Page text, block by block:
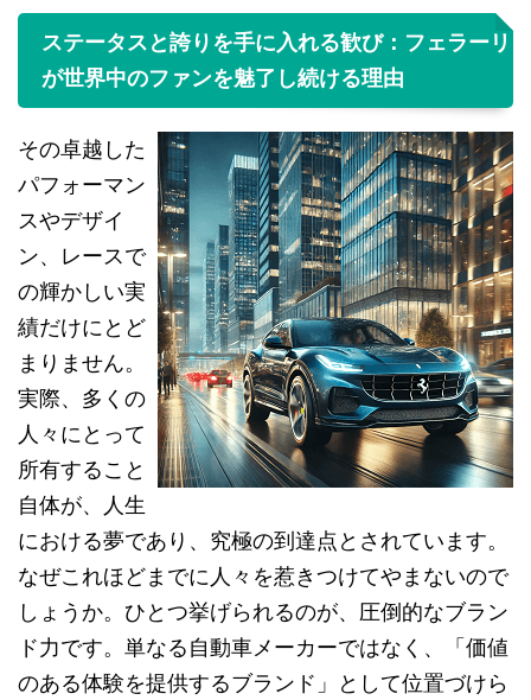
ステータスと誇りを手に入れる歓び：フェラーリ
が世界中のファンを魅了し続ける理由
その卓越した
パフォーマン
スやデザイ
ン、レースで
の輝かしい実
績だけにとど
まりません。
実際、多くの
人々にとって
所有すること
自体が、人生
における夢であり、究極の到達点とされています。
なぜこれほどまでに人々を惹きつけてやまないので
しょうか。ひとつ挙げられるのが、圧倒的なブラン
ド力です。単なる自動車メーカーではなく、「価値
のある体験を提供するブランド」として位置づけら